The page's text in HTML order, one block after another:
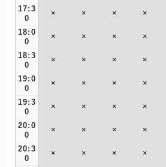
17:3
0
× × × ×
18:0
0
× × × ×
18:3
0
× × × ×
19:0
0
× × × ×
19:3
0
× × × ×
20:0
0
× × × ×
20:3
0
× × × ×